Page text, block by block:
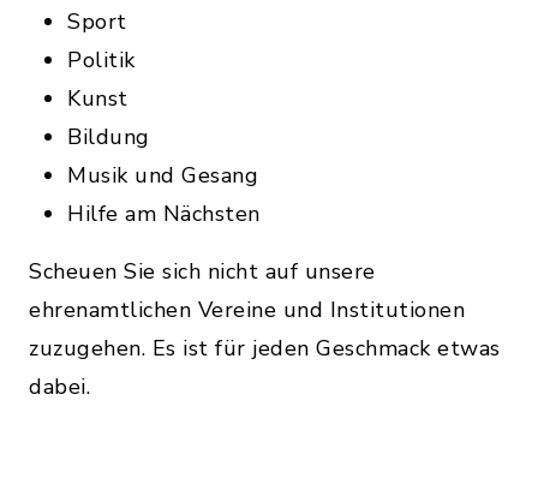
Sport
Politik
Kunst
Bildung
Musik und Gesang
Hilfe am Nächsten
Scheuen Sie sich nicht auf unsere
ehrenamtlichen Vereine und Institutionen
zuzugehen. Es ist für jeden Geschmack etwas
dabei.